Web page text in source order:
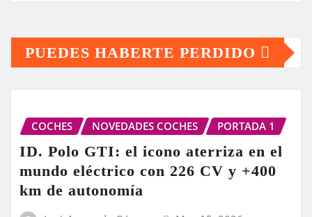
PUEDES HABERTE PERDIDO
COCHES NOVEDADES COCHES PORTADA 1
ID. Polo GTI: el icono aterriza en el
mundo eléctrico con 226 CV y +400
km de autonomía